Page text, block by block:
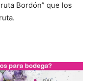
Bordón” que los